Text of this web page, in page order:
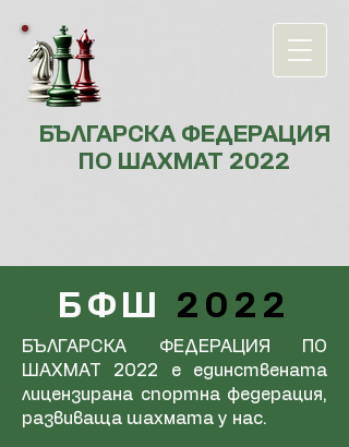
БЪЛГАРСКА ФЕДЕРАЦИЯ
ПО ШАХМАТ 2022
БФШ 2022
БЪЛГАРСКА ФЕДЕРАЦИЯ ПО
ШАХМАТ 2022 е единствената
лицензирана спортна федерация,
развиваща шахмата у нас.